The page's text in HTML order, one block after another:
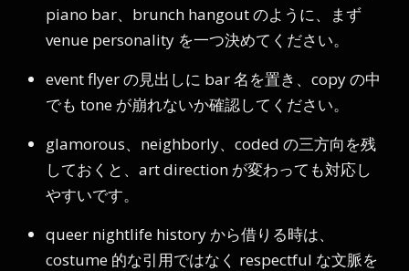
piano bar、brunch hangout のように、まず
venue personality を一つ決めてください。
event flyer の見出しに bar 名を置き、copy の中
でも tone が崩れないか確認してください。
glamorous、neighborly、coded の三方向を残
しておくと、art direction が変わっても対応し
やすいです。
queer nightlife history から借りる時は、
costume 的な引用ではなく respectful な文脈を